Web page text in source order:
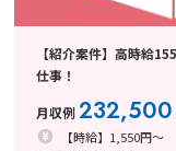
【紹介案件】高時給
仕事！
月収例232,500
【時給】1,550円～